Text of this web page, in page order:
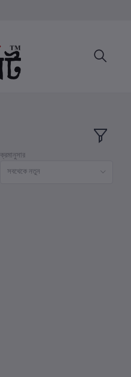
ক্রমানুসার
সবথেকে নতুন